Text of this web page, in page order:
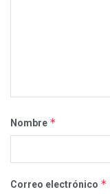
Nombre *
Correo electrónico *